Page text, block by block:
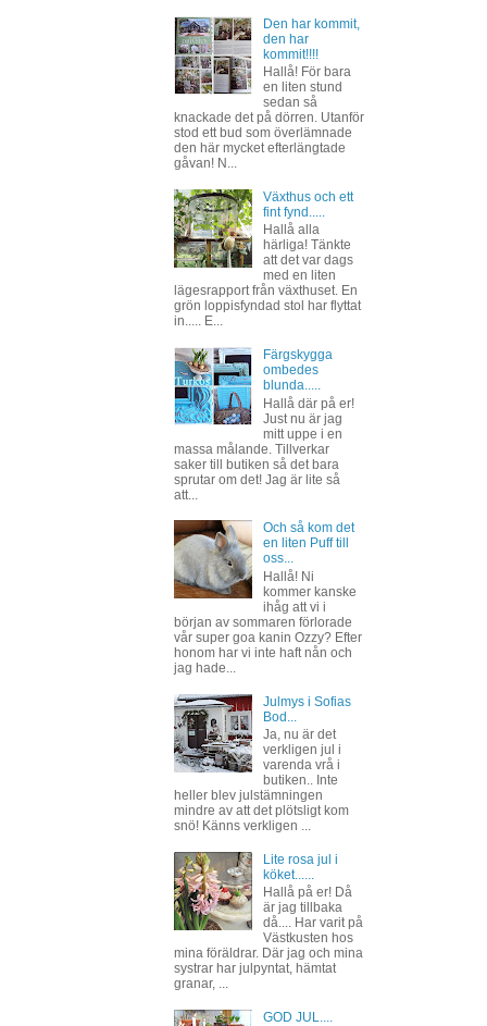
Den har kommit,
den har
kommit!!!!
Hallå! För bara
en liten stund
sedan så
knackade det på dörren. Utanför
stod ett bud som överlämnade
den här mycket efterlängtade
gåvan! N...
Växthus och ett
fint fynd.....
Hallå alla
härliga! Tänkte
att det var dags
med en liten
lägesrapport från växthuset. En
grön loppisfyndad stol har flyttat
in..... E...
Färgskygga
ombedes
blunda.....
Hallå där på er!
Just nu är jag
mitt uppe i en
massa målande. Tillverkar
saker till butiken så det bara
sprutar om det! Jag är lite så
att...
Och så kom det
en liten Puff till
oss...
Hallå! Ni
kommer kanske
ihåg att vi i
början av sommaren förlorade
vår super goa kanin Ozzy? Efter
honom har vi inte haft nån och
jag hade...
Julmys i Sofias
Bod...
Ja, nu är det
verkligen jul i
varenda vrå i
butiken.. Inte
heller blev julstämningen
mindre av att det plötsligt kom
snö! Känns verkligen ...
Lite rosa jul i
köket......
Hallå på er! Då
är jag tillbaka
då.... Har varit på
Västkusten hos
mina föräldrar. Där jag och mina
systrar har julpyntat, hämtat
granar, ...
GOD JUL....